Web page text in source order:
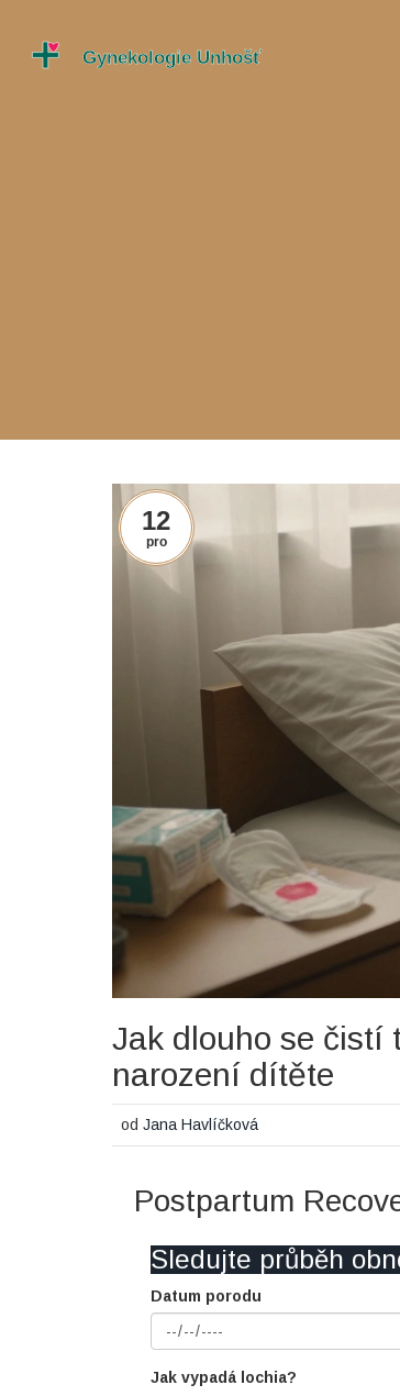
12
pro
Jak dlouho se čistí
narození dítěte
odJana Havlíčková
Postpartum
Sledujte průběh
Datum porodu
Jak vypadá lochia?